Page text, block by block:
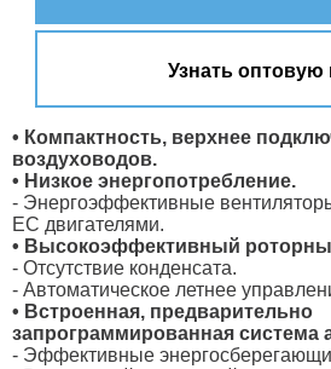
Узнать оптовую
• Компактность, верхнее
воздуховодов.
• Низкое энергопотребление.
- Энергоэффективные
ЕС двигателями.
• Высокоэффективный
- Отсутствие конденсата.
- Автоматическое летнее
• Встроенная, предварительно
запрограммированная система
- Эффективные